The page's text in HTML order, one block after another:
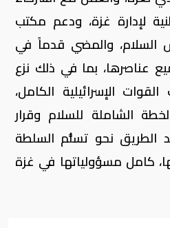
لإدارة غزة، ودعم مكتب
السلام، والمضي قدماً في
عناصرها، بما في ذلك نزع
الإسرائيلية الكامل،
الشاملة للسلام وقرار
الطريق نحو تسلُّم السلطة
كامل مسؤولياتها في غزة